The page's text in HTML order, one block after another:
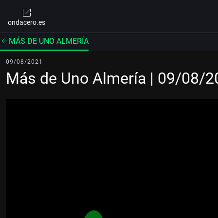
ondacero.es
MÁS DE UNO ALMERÍA
09/08/2021
Más de Uno Almería | 09/08/